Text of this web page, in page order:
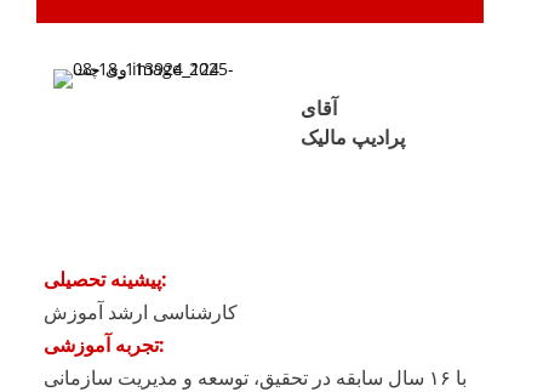
آقای
پرادیپ مالیک
پیشینه تحصیلی:
کارشناسی ارشد آموزش
تجربه آموزشی:
با ۱۶ سال سابقه در تحقیق، توسعه و مدیریت سازمانی